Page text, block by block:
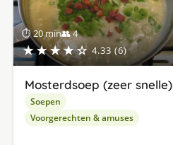
⏱ 20 min👥 4
★★★★☆ 4.33 (6)
Mosterdsoep (zeer snelle)
Soepen
Voorgerechten & amuses